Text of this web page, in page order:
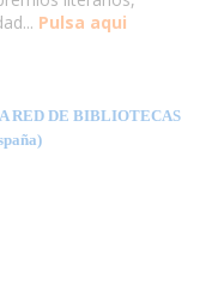
Pulsa aqui
RED DE BIBLIOTECAS